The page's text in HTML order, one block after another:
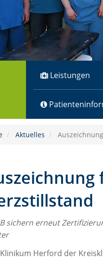
Leistungen
Aktuelles
sichern erneut
Herford der